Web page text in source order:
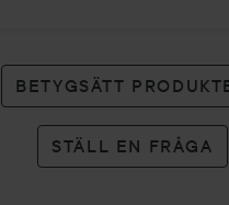
BETYGSÄTT
STÄLL EN FRÅGA